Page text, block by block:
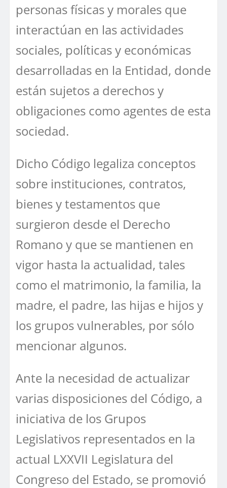
personas físicas y morales que
interactúan en las actividades
sociales, políticas y económicas
desarrolladas en la Entidad, donde
están sujetos a derechos y
obligaciones como agentes de esta
sociedad.
Dicho Código legaliza conceptos
sobre instituciones, contratos,
bienes y testamentos que
surgieron desde el Derecho
Romano y que se mantienen en
vigor hasta la actualidad, tales
como el matrimonio, la familia, la
madre, el padre, las hijas e hijos y
los grupos vulnerables, por sólo
mencionar algunos.
Ante la necesidad de actualizar
varias disposiciones del Código, a
iniciativa de los Grupos
Legislativos representados en la
actual LXXVII Legislatura del
Congreso del Estado, se promovió